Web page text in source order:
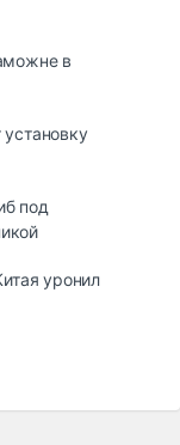
в
под
уронил